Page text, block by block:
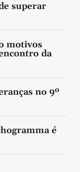
superar
motivos
da
no 9º
é